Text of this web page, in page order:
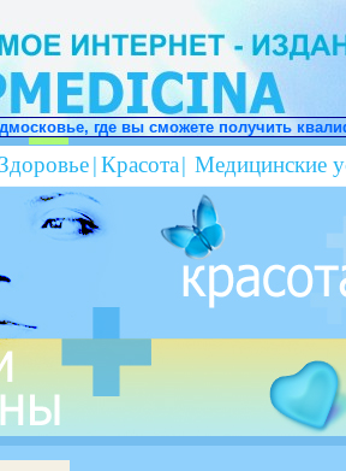
квалифицированную
Здоровье|Красота| Медицинские